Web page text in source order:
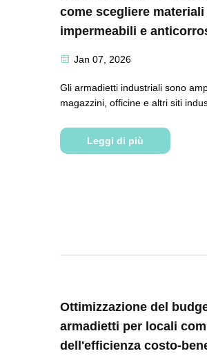
come scegliere
impermeabili e
Jan 07, 2026
Gli armadietti industriali sono
magazzini, officine e altri siti
altri oggetti. A differenza degli
industriali...
Leggi di più
Ottimizzazione del
armadietti per locali
dell'efficienza costo-